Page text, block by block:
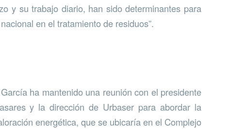
y su trabajo diario, han sido determinantes para
en el tratamiento de residuos”.
ha mantenido una reunión con el presidente
y la dirección de Urbaser para abordar la
energética, que se ubicaría en el Complejo